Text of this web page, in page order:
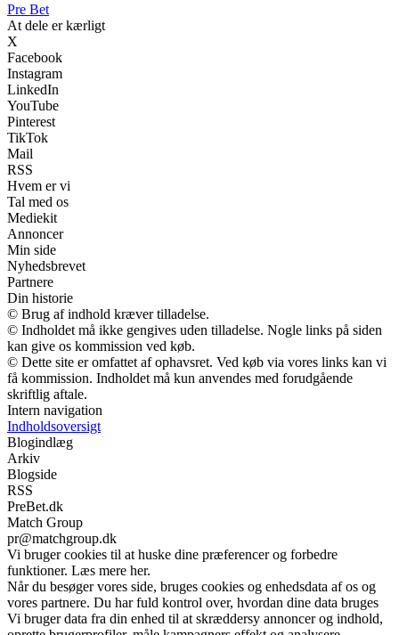
Pre Bet
At dele er kærligt
X
Facebook
Instagram
LinkedIn
YouTube
Pinterest
TikTok
Mail
RSS
Hvem er vi
Tal med os
Mediekit
Annoncer
Min side
Nyhedsbrevet
Partnere
Din historie
© Brug af indhold kræver tilladelse.
© Indholdet må ikke gengives uden tilladelse. Nogle links på siden
kan give os kommission ved køb.
© Dette site er omfattet af ophavsret. Ved køb via vores links kan vi
få kommission. Indholdet må kun anvendes med forudgående
skriftlig aftale.
Intern navigation
Indholdsoversigt
Blogindlæg
Arkiv
Blogside
RSS
PreBet.dk
Match Group
pr@matchgroup.dk
Vi bruger cookies til at huske dine præferencer og forbedre
funktioner. Læs mere her.
Når du besøger vores side, bruges cookies og enhedsdata af os og
vores partnere. Du har fuld kontrol over, hvordan dine data bruges
Vi bruger data fra din enhed til at skræddersy annoncer og indhold,